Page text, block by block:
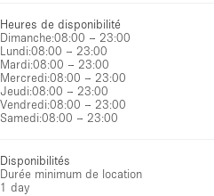
Heures de disponibilité
Dimanche:08:00 – 23:00
Lundi:08:00 – 23:00
Mardi:08:00 – 23:00
Mercredi:08:00 – 23:00
Jeudi:08:00 – 23:00
Vendredi:08:00 – 23:00
Samedi:08:00 – 23:00
Disponibilités
Durée minimum de location
1 day